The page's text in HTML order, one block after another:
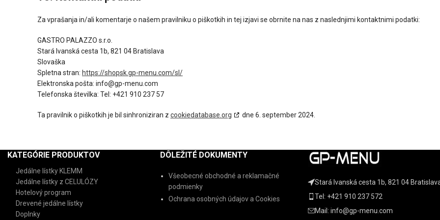
Za vprašanja in/ali komentarje o našem pravilniku o piškotkih in tej izjavi se obrnite na nas z naslednjimi kontaktnimi podatki:
GASTRO PALAZZO s.r.o.
Stará Ivanská cesta 1b, 821 04 Bratislava
Slovaška
Spletna stran: https://shopsk.gp-menu.com/sl/
Elektronska pošta: info@gp-menu.com
Telefonska številka: Tel: +421 910 237 57
Ta pravilnik o piškotkih je bil sinhroniziran z cookiedatabase.org dne 6. september 2024.
KATEGÓRIE PRODUKTOV
Jedálne lístky KLEMM
Jedálne lístky z CELULÓZY
Hotelový program
Drevené jedálne lístky
Doplnky
DÔLEŽITÉ DOKUMENTY
Všeobecné obchodné a reklamačné
podmienky
Ochrana osobných údajov a Cookies
Stará Ivanská cesta 1b, 821 04
Tel: +421 910 237 572
Mail: info@gp-menu.com